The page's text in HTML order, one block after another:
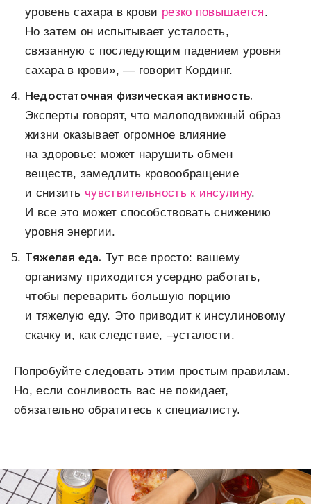
уровень сахара в крови резко повышается.
Но затем он испытывает усталость,
связанную с последующим падением уровня
сахара в крови», — говорит Кординг.
Недостаточная физическая активность.
Эксперты говорят, что малоподвижный образ
жизни оказывает огромное влияние
на здоровье: может нарушить обмен
веществ, замедлить кровообращение
и снизить чувствительность к инсулину.
И все это может способствовать снижению
уровня энергии.
Тяжелая еда. Тут все просто: вашему
организму приходится усердно работать,
чтобы переварить большую порцию
и тяжелую еду. Это приводит к инсулиновому
скачку и, как следствие, –усталости.
Попробуйте следовать этим простым правилам.
Но, если сонливость вас не покидает,
обязательно обратитесь к специалисту.